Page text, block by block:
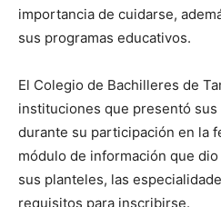
importancia de cuidarse,
sus programas educativos.
El Colegio de Bachilleres de
instituciones que presentó
durante su participación en la
módulo de información que
sus planteles, las
requisitos para inscribirse.